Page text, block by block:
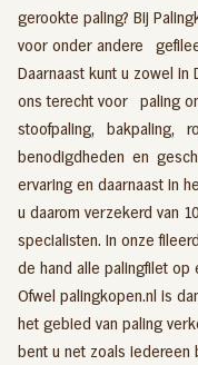
gerookte paling? Bij
voor onder andere
Daarnaast kunt u zowel in
ons terecht voor
paling
stoofpaling, bakpaling,
benodigdheden en
ervaring en daarnaast in
u daarom verzekerd van
specialisten. In onze
de hand alle palingfilet op
Ofwel palingkopen.nl is
het gebied van paling
bent u net zoals iedereen